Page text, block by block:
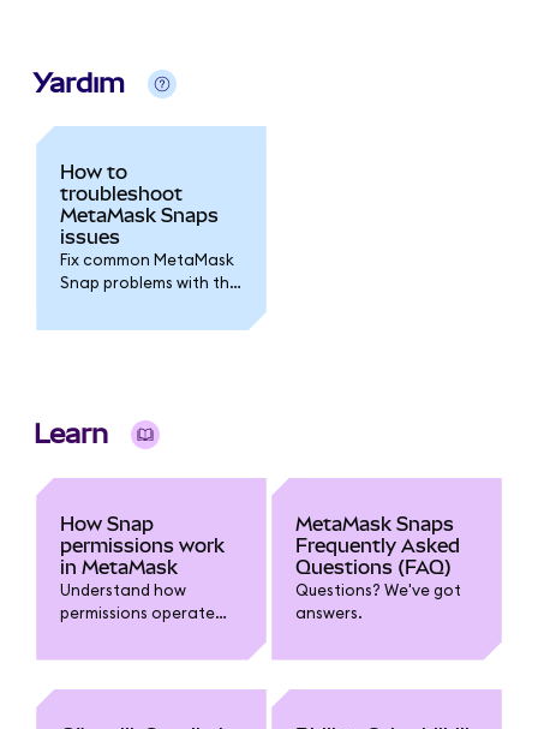
gönderebilir, varlıkları
diğer hesaplara
etkileşimde
bulunabilirsiniz. Ancak
Hesap Yönetimi
Snap'leri ile etkileşimde
bulunurken bazı ek
adımlar söz konusu
Yardım
How to
troubleshoot
MetaMask Snaps
issues
Fix common MetaMask
Snap problems with this
Learn
How Snap
permissions work
in MetaMask
Understand how
permissions operate
Snaps.
MetaMask Snaps
Frequently Asked
Questions (FAQ)
Questions? We've got
answers.